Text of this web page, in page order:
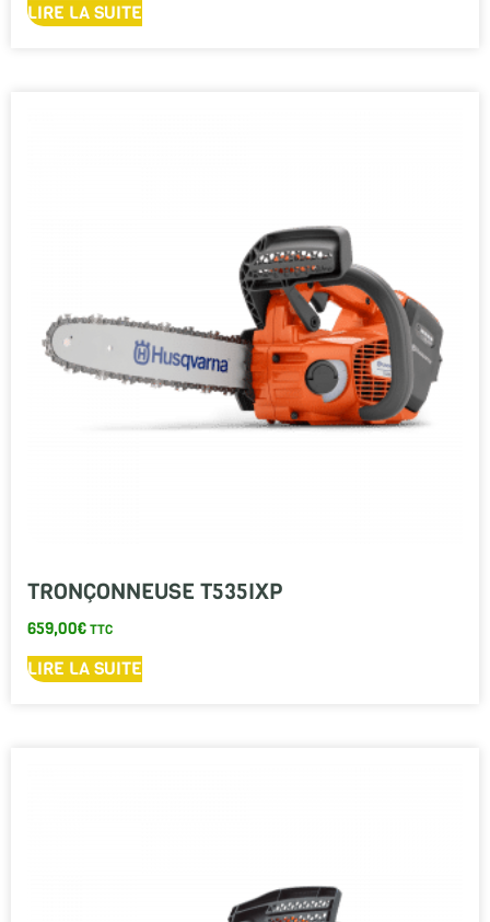
LIRE LA SUITE
TRONÇONNEUSE T535IXP
659,00€TTC
LIRE LA SUITE